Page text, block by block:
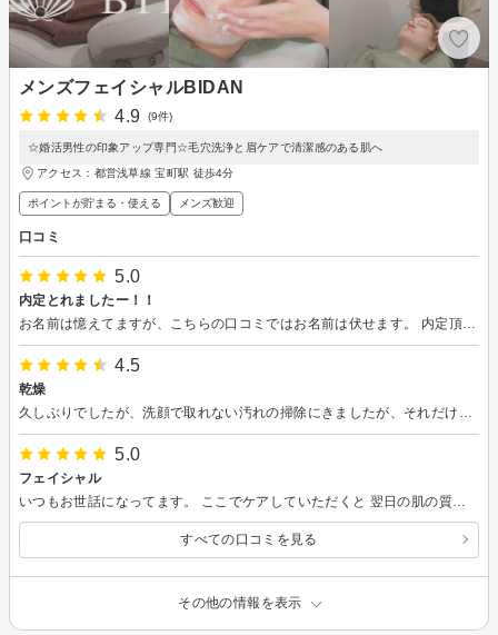
メンズフェイシャルBIDAN
4.9
(9件)
☆婚活男性の印象アップ専門☆毛穴洗浄と眉ケアで清潔感のある肌へ
アクセス：都営浅草線 宝町駅 徒歩4分
ポイントが貯まる・使える メンズ歓迎
口コミ
5.0
内定とれましたー！！
お名前は憶えてますが、こちらの口コミではお名前は伏せます。 内定頂きました！毛穴の汚れをごっそりとって頂いたおかげ+話を聞いて下さりありがとうございました！本当に嬉しかったです！福岡にいっちゃいますが、東京に来た際はまたよろしくお願いいたします！
4.5
乾燥
5.0
フェイシャル
いつもお世話になってます。 ここでケアしていただくと 翌日の肌の質が全然違います。 教えてもらったケア方法を 少しでも実践してみたいと思います。
すべての口コミを見る
その他の情報を表示